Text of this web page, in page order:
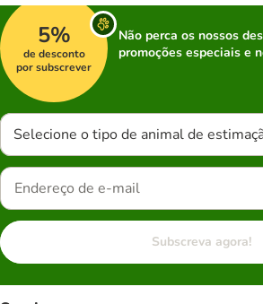
5%
de desconto
por subscrever
Não perca os nossos
promoções especiais e
Selecione o tipo de animal de
Subscreva agora!